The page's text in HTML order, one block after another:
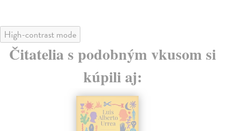
High-contrast mode
Čitatelia s podobným vkusom si
kúpili aj: